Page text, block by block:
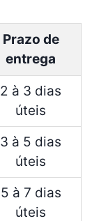
Prazo de
entrega
2 à 3 dias
úteis
3 à 5 dias
úteis
5 à 7 dias
úteis